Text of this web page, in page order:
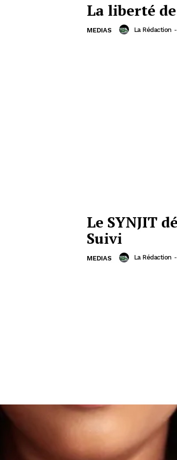
La liberté
MEDIAS La Rédaction -
Le SYNJIT
Suivi
MEDIAS La Rédaction -